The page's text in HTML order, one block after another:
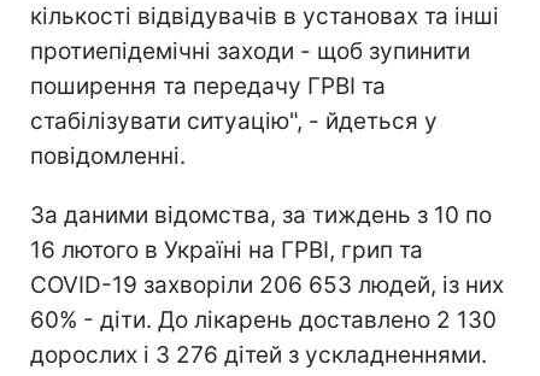
кількості відвідувачів в установах та інші
протиепідемічні заходи - щоб зупинити
поширення та передачу ГРВІ та
стабілізувати ситуацію", - йдеться у
повідомленні.
За даними відомства, за тиждень з 10 по
16 лютого в Україні на ГРВІ, грип та
COVID-19 захворіли 206 653 людей, із них
60% - діти. До лікарень доставлено 2 130
дорослих і 3 276 дітей з ускладненнями.